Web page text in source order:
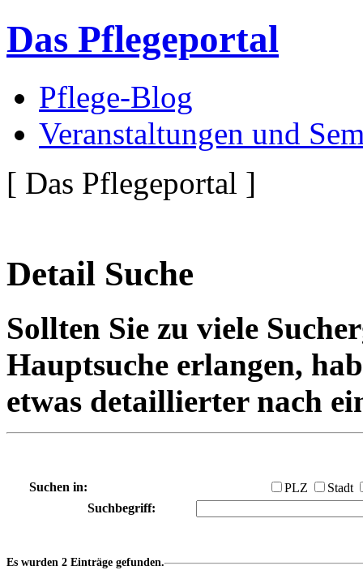
Das Pflegeportal
Pflege-Blog
Veranstaltungen und
[ Das Pflegeportal ]
Detail Suche
Sollten Sie zu viele
Hauptsuche erlangen,
etwas detaillierter nach
Suchen in: PLZ
Stadt
Suchbegriff:
Es wurden 2 Einträge gefunden.